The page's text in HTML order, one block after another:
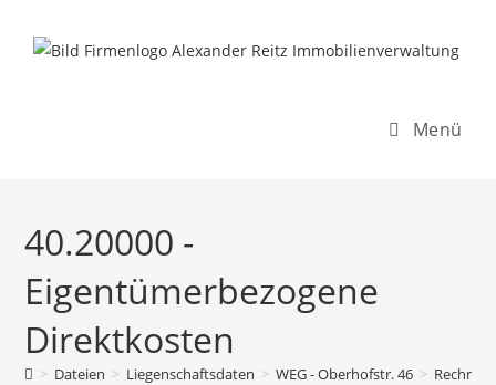
Inhalt
Menü
40.20000 -
Eigentümerbezogene
Direktkosten
> Dateien > Liegenschaftsdaten > WEG - Oberhofstr. 46 >